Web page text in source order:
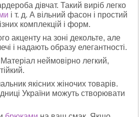
дівчат. Такий виріб легко
і т. д. А вільний фасон і простий
комплекцій і форм.
акценту на зоні декольте, але
і надають образу елегантності.
неймовірно легкий,
якісних жіночих товарів.
України можуть створювати